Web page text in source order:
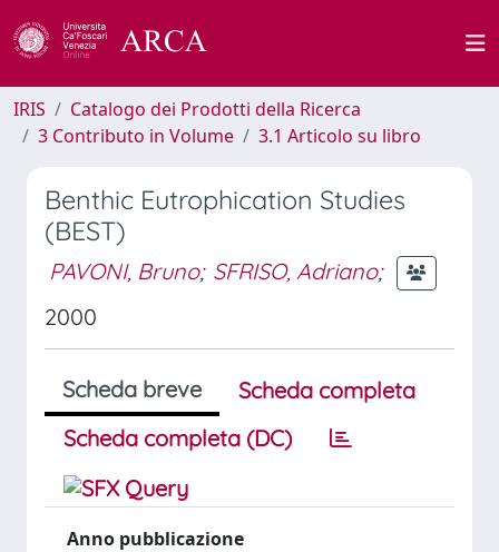
IRIS
Catalogo dei Prodotti della Ricerca
3 Contributo in Volume
3.1 Articolo su libro
Benthic Eutrophication Studies
(BEST)
PAVONI, Bruno; SFRISO, Adriano;
2000
Scheda breve
Scheda completa
Scheda completa (DC)
Anno pubblicazione